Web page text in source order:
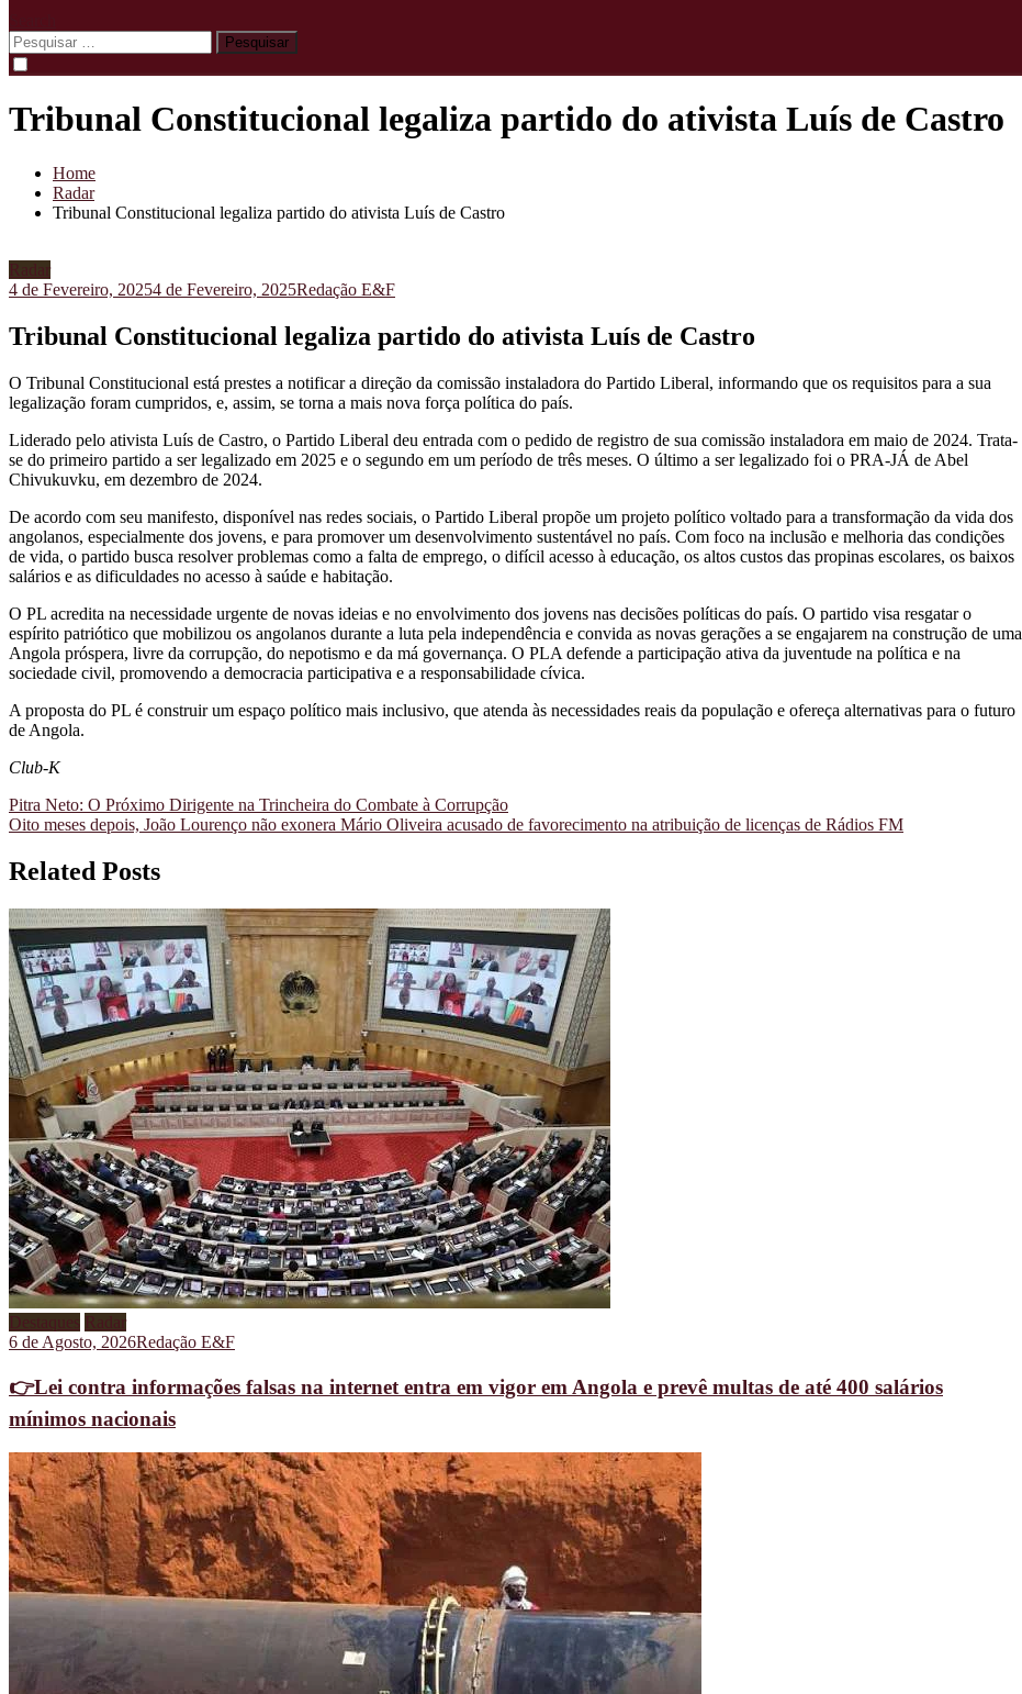
Pesquisar
por:
Tribunal Constitucional legaliza partido do ativista Luís de Castro
Home
Radar
Tribunal Constitucional legaliza partido do ativista Luís de Castro
Radar
4 de Fevereiro, 20254 de Fevereiro, 2025Redação E&F
Tribunal Constitucional legaliza partido do ativista Luís de Castro
O Tribunal Constitucional está prestes a notificar a direção da comissão instaladora do Partido Liberal, informando que os requisitos para a sua
legalização foram cumpridos, e, assim, se torna a mais nova força política do país.
Liderado pelo ativista Luís de Castro, o Partido Liberal deu entrada com o pedido de registro de sua comissão instaladora em maio de 2024. Trata-
se do primeiro partido a ser legalizado em 2025 e o segundo em um período de três meses. O último a ser legalizado foi o PRA-JÁ de Abel
Chivukuvku, em dezembro de 2024.
De acordo com seu manifesto, disponível nas redes sociais, o Partido Liberal propõe um projeto político voltado para a transformação da vida dos
angolanos, especialmente dos jovens, e para promover um desenvolvimento sustentável no país. Com foco na inclusão e melhoria das condições
de vida, o partido busca resolver problemas como a falta de emprego, o difícil acesso à educação, os altos custos das propinas escolares, os baixos
salários e as dificuldades no acesso à saúde e habitação.
O PL acredita na necessidade urgente de novas ideias e no envolvimento dos jovens nas decisões políticas do país. O partido visa resgatar o
espírito patriótico que mobilizou os angolanos durante a luta pela independência e convida as novas gerações a se engajarem na construção de uma
Angola próspera, livre da corrupção, do nepotismo e da má governança. O PLA defende a participação ativa da juventude na política e na
sociedade civil, promovendo a democracia participativa e a responsabilidade cívica.
A proposta do PL é construir um espaço político mais inclusivo, que atenda às necessidades reais da população e ofereça alternativas para o futuro
de Angola.
Club-K
Navegação
de
artigos
Pitra Neto: O Próximo Dirigente na Trincheira do Combate à Corrupção
Oito meses depois, João Lourenço não exonera Mário Oliveira acusado de favorecimento na atribuição de licenças de Rádios FM
Related Posts
Destaques Radar
6 de Agosto, 2026Redação E&F
👉Lei contra informações falsas na internet entra em vigor em Angola e prevê multas de até 400 salários
mínimos nacionais